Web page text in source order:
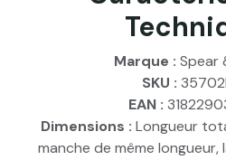
Marque : Spear
SKU :
EAN :
Dimensions : Longueur
manche de même